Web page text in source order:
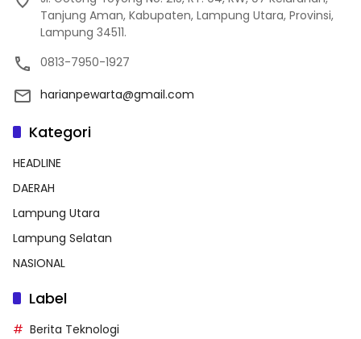
Tanjung Aman, Kabupaten, Lampung Utara, Provinsi,
Lampung 34511.
0813-7950-1927
harianpewarta@gmail.com
Kategori
HEADLINE
DAERAH
Lampung Utara
Lampung Selatan
NASIONAL
Label
Berita Teknologi